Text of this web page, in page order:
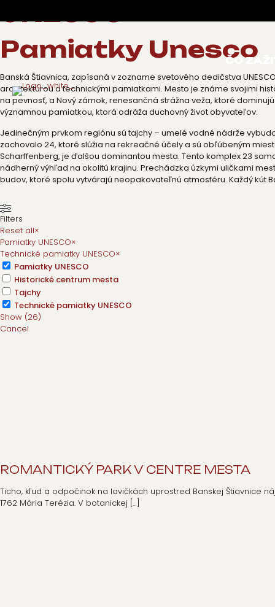
ČO
Pamiatky Unesco
Banská Štiavnica, zapísaná v zozname svetového dedičstva
architektúrou a technickými pamiatkami. Mesto je známe svojimi
na pevnosť, a Nový zámok, renesančná strážna veža, ktoré
významnou pamiatkou, ktorá odráža duchovný život obyvateľov.
Jedinečným prvkom regiónu sú tajchy – umelé vodné nádrže
zachovalo 24, ktoré slúžia na rekreačné účely a sú obľúbeným
Scharffenberg, je ďalšou dominantou mesta. Tento komplex 23
nádherný výhľad na okolitú krajinu. Prechádzka úzkymi uličkami
budov, ktoré spolu vytvárajú neopakovateľnú atmosféru. Každý kút
Filters
Reset all×
Pamiatky UNESCO×
Technické pamiatky UNESCO×
Pamiatky UNESCO
Historické centrum mesta
Tajchy
Technické pamiatky UNESCO
Show (26)
Cancel
ROMANTICKÝ PARK V CENTRE MESTA
Ticho, kľud a odpočinok na lavičkách uprostred Banskej Štiavnice
1762 Mária Terézia. V botanickej […]